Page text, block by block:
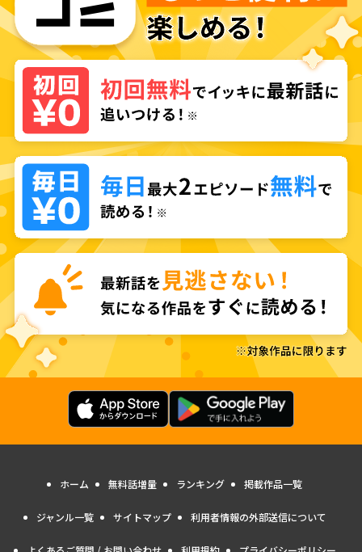
ホーム 無料話増量 ランキング 掲載作品一覧
ジャンル一覧 サイトマップ 利用者情報の外部送信について